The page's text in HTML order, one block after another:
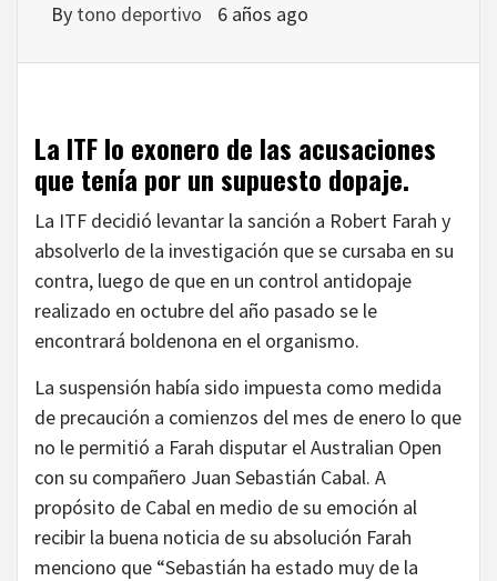
By tono deportivo 6 años ago
La ITF lo exonero de las acusaciones
que tenía por un supuesto dopaje.
La ITF decidió levantar la sanción a Robert Farah y
absolverlo de la investigación que se cursaba en su
contra, luego de que en un control antidopaje
realizado en octubre del año pasado se le
encontrará boldenona en el organismo.
La suspensión había sido impuesta como medida
de precaución a comienzos del mes de enero lo que
no le permitió a Farah disputar el Australian Open
con su compañero Juan Sebastián Cabal. A
propósito de Cabal en medio de su emoción al
recibir la buena noticia de su absolución Farah
menciono que “Sebastián ha estado muy de la